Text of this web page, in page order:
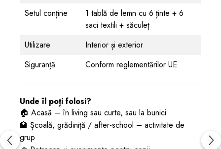
Setul conține
1 tablă de lemn cu 6 ținte + 6
saci textili + săculeț
Utilizare
Interior și exterior
Siguranță
Conform reglementărilor UE
Unde îl poți folosi?
🏠 Acasă – în living sau curte, sau la bunici
🏫 Școală, grădiniță / after-school – activitate de
grup